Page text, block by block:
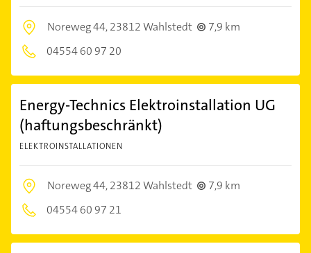
Noreweg 44,23812 Wahlstedt
7,9 km
04554 60 97 20
Energy-Technics Elektroinstallation UG
(haftungsbeschränkt)
ELEKTROINSTALLATIONEN
Noreweg 44,23812 Wahlstedt
7,9 km
04554 60 97 21